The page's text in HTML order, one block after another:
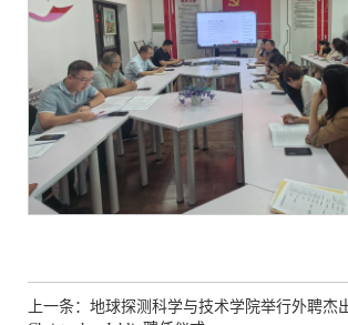
上一条：地球探测科学与技术学院举行外聘杰